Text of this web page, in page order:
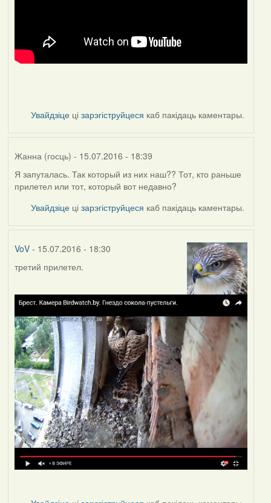
Увайдзіце цізарэгіструйцеся каб пакідаць каментары.
Жанна (госць) - 15.07.2016 - 18:39
Я запуталась. Так который из них наш?? Тот, кто раньше
прилетел или тот, который вот недавно?
Увайдзіце цізарэгіструйцеся каб пакідаць каментары.
VoV- 15.07.2016 - 18:30
третий прилетел.